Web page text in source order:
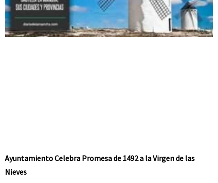
Ayuntamiento Celebra Promesa de 1492 a la Virgen de las
Nieves